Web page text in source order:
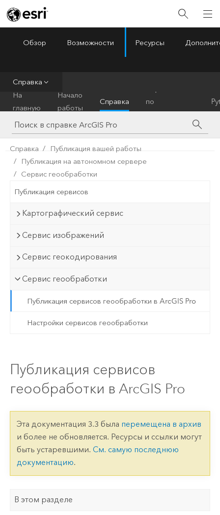
ArcGIS Pro
Обзор Возможности Ресурсы
Справка
На
главную
Начало
работы
Справка
по
инструментам
Справка
Публикация вашей работы
Публикация на автономном сервере
Сервис геообработки
Публикация сервисов
Картографический сервис
Сервис изображений
Сервис геокодирования
Сервис геообработки
Публикация сервисов геообработки в ArcGIS Pro
Настройки сервисов геообработки
Публикация сервисов
геообработки в ArcGIS Pro
Эта документация 3.3 была перемещена в архив
и более не обновляется. Ресурсы и ссылки могут
быть устаревшими. См. самую последнюю
документацию.
В этом разделе